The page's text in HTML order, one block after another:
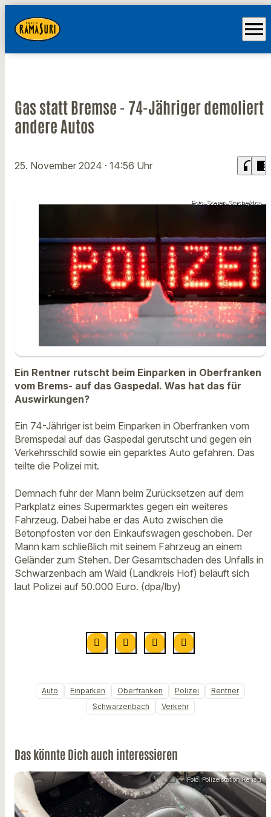
menu
Gas statt Bremse - 74-Jähriger demoliert
andere Autos
25. November 2024 · 14:56 Uhr headphones chrome_reader_mode
Foto: Soeren Stache/dpa
Ein Rentner rutscht beim Einparken in Oberfranken
vom Brems- auf das Gaspedal. Was hat das für
Auswirkungen?
Ein 74-Jähriger ist beim Einparken in Oberfranken vom
Bremspedal auf das Gaspedal gerutscht und gegen ein
Verkehrsschild sowie ein geparktes Auto gefahren. Das
teilte die Polizei mit.
Demnach fuhr der Mann beim Zurücksetzen auf dem
Parkplatz eines Supermarktes gegen ein weiteres
Fahrzeug. Dabei habe er das Auto zwischen die
Betonpfosten vor den Einkaufswagen geschoben. Der
Mann kam schließlich mit seinem Fahrzeug an einem
Geländer zum Stehen. Der Gesamtschaden des Unfalls in
Schwarzenbach am Wald (Landkreis Hof) beläuft sich
laut Polizei auf 50.000 Euro. (dpa/lby)
Auto Einparken Oberfranken Polizei
Rentner
Schwarzenbach
Verkehr
Das könnte Dich auch interessieren
Foto: Polizeistation Rehau